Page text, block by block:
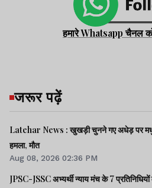
हमारे Whatsapp चैनल
जरूर पढ़ें
Latehar News : खुखड़ी चुनने गए अधेड़ पर
हमला, मौत
Aug 08, 2026 02:36 PM
JPSC-JSSC अभ्यर्थी न्याय मंच के 7